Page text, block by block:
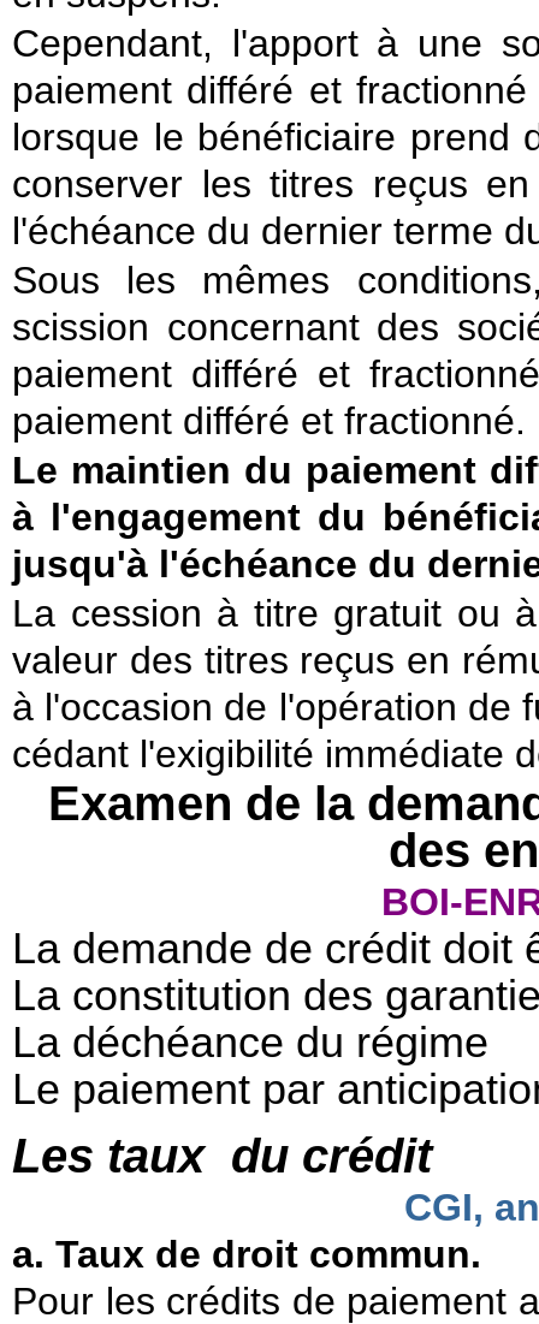
Cependant, l'apport à une
paiement différé et
lorsque le bénéficiaire prend
conserver les titres reçus
l'échéance du dernier terme
Sous les mêmes
scission concernant des
paiement différé et
paiement différé et fractionné.
Le maintien du paiement
à l'engagement du
jusqu'à l'échéance du
La cession à titre gratuit ou
valeur des titres reçus en
à l'occasion de l'opération de
cédant l'exigibilité immédiate
Examen de la
des
BOI-
La demande de crédit doit
La constitution des
La déchéance du régime
Le paiement par
Les taux du crédit
CGI,
a. Taux de droit commun.
Pour les crédits de paiement